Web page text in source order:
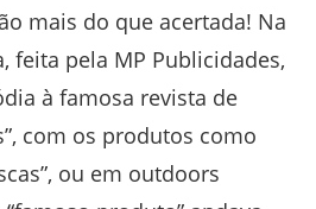
mais do que acertada! Na
feita pela MP Publicidades,
à famosa revista de
com os produtos como
ou em outdoors